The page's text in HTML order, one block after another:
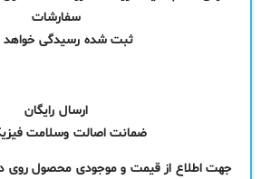
سفارشات
ثبت شده رسیدگی خواهد
ارسال رایگان
ضمانت اصالت وسلامت
جهت اطلاع از قیمت و موجودی محصول روی